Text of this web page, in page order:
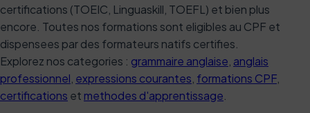
certifications (TOEIC, Linguaskill, TOEFL) et bien plus
encore. Toutes nos formations sont eligibles au CPF et
dispensees par des formateurs natifs certifies.
Explorez nos categories : grammaire anglaise anglais
professionnel expressions courantes formations CPF
certifications et methodes d'apprentissage